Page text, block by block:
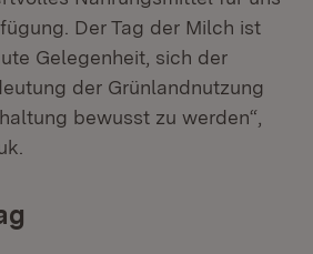
Der Tag der Milch ist
Gelegenheit, sich der
der Grünlandnutzung
bewusst zu werden“,